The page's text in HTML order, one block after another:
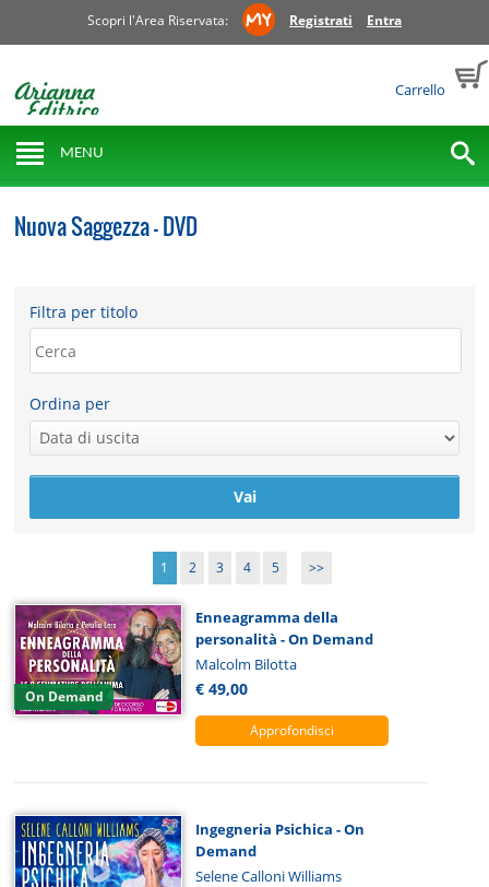
Scopri l'Area Riservata: Registrati Entra
Carrello
MENU
Nuova Saggezza - DVD
Filtra per titolo
Ordina per
1 2 3 4 5 >>
On Demand
Enneagramma della
personalità - On Demand
Malcolm Bilotta
€ 49,00
Approfondisci
Ingegneria Psichica - On
Demand
Selene Calloni Williams